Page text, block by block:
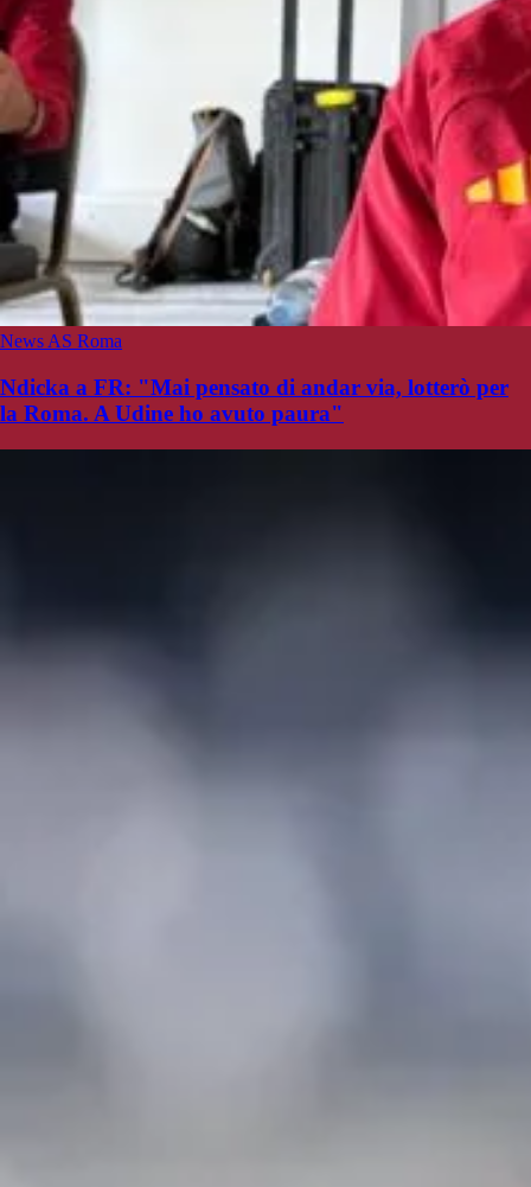
News AS Roma
Ndicka a FR: "Mai pensato di andar via, lotterò per
la Roma. A Udine ho avuto paura"